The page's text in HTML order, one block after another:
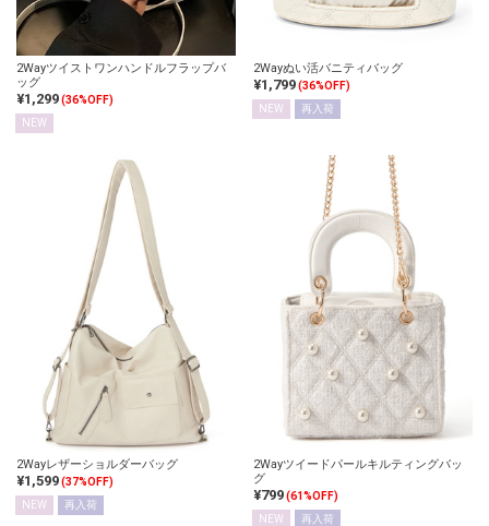
2Wayツイストワンハンドルフラップバ
ッグ
¥1,299(36%OFF)
NEW
2Wayぬい活バニティバッグ
¥1,799(36%OFF)
NEW
再入荷
2Wayレザーショルダーバッグ
¥1,599(37%OFF)
NEW
再入荷
2Wayツイードパールキルティングバッ
グ
¥799(61%OFF)
NEW
再入荷